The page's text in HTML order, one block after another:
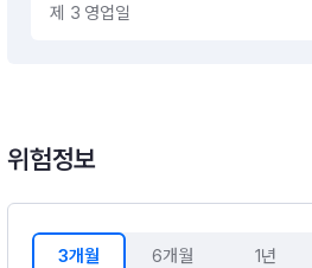
제 3 영업일
위험정보
3개월 6개월 1년